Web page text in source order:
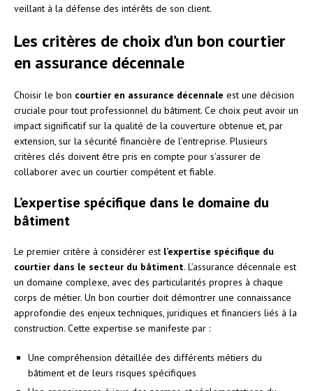
veillant à la défense des intérêts de son client.
Les critères de choix d’un bon courtier
en assurance décennale
Choisir le bon courtier en assurance décennale est une décision
cruciale pour tout professionnel du bâtiment. Ce choix peut avoir un
impact significatif sur la qualité de la couverture obtenue et, par
extension, sur la sécurité financière de l’entreprise. Plusieurs
critères clés doivent être pris en compte pour s’assurer de
collaborer avec un courtier compétent et fiable.
L’expertise spécifique dans le domaine du
bâtiment
Le premier critère à considérer est l’expertise spécifique du
courtier dans le secteur du bâtiment. L’assurance décennale est
un domaine complexe, avec des particularités propres à chaque
corps de métier. Un bon courtier doit démontrer une connaissance
approfondie des enjeux techniques, juridiques et financiers liés à la
construction. Cette expertise se manifeste par :
Une compréhension détaillée des différents métiers du
bâtiment et de leurs risques spécifiques